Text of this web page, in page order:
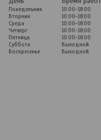
Понедельник
10:00-18:00
Вторник
10:00-18:00
Среда
10:00-18:00
Четверг
10:00-18:00
Пятница
10:00-18:00
Суббота
Выходной
Воскресенье
Выходной